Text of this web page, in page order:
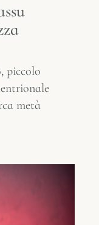
piccolo
metà